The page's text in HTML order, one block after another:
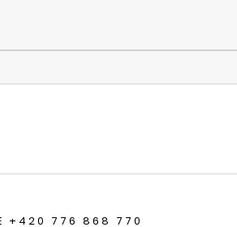
+420 776 868 770